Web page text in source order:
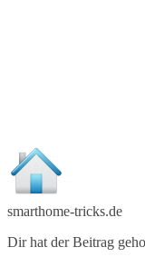
smarthome-tricks.de
Dir hat der Beitrag